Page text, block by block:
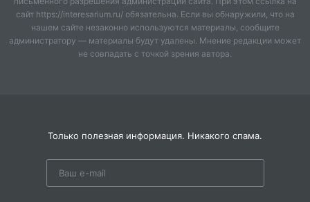
сайт https://interesarium.ru/ обязательна. Если вы обнаружили, что на
нашем сайте незаконно используются материалы, сообщите
администратору — материалы будут удалены. Мнение редакции может
не совпадать с точкой зрения автора.
Только полезная информация. Никакого спама.